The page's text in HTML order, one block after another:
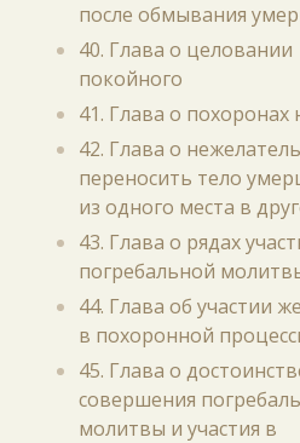
после обмывания
40. Глава о целовании
покойного
41. Глава о
42. Глава о
переносить тело
из одного места в
43. Глава о рядах
погребальной
44. Глава об участии
в похоронной
45. Глава о
совершения
молитвы и участия в